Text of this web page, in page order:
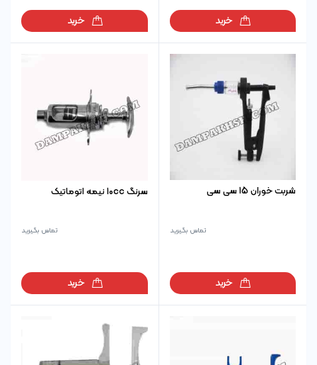
خرید خرید
شربت خوران 15 سی سی
تماس بگیرید
خرید
سرنگ 10cc نیمه اتوماتیک
تماس بگیرید
خرید